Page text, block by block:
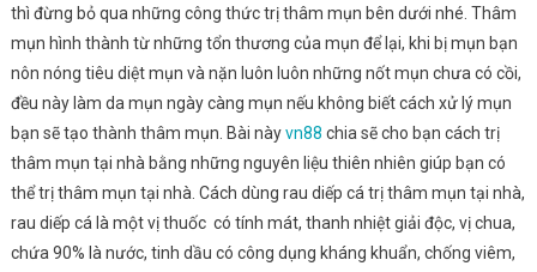
thì đừng bỏ qua những công thức trị thâm mụn bên dưới nhé. Thâm
mụn hình thành từ những tổn thương của mụn để lại, khi bị mụn bạn
nôn nóng tiêu diệt mụn và nặn luôn luôn những nốt mụn chưa có cồi,
đều này làm da mụn ngày càng mụn nếu không biết cách xử lý mụn
bạn sẽ tạo thành thâm mụn. Bài nàyvn88 chia sẽ cho bạn cách trị
thâm mụn tại nhà bằng những nguyên liệu thiên nhiên giúp bạn có
thể trị thâm mụn tại nhà. Cách dùng rau diếp cá trị thâm mụn tại nhà,
rau diếp cá là một vị thuốc có tính mát, thanh nhiệt giải độc, vị chua,
chứa 90% là nước, tinh dầu có công dụng kháng khuẩn, chống viêm,